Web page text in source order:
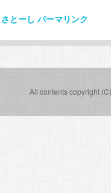
さとーし パーマリンク
All contents copyright